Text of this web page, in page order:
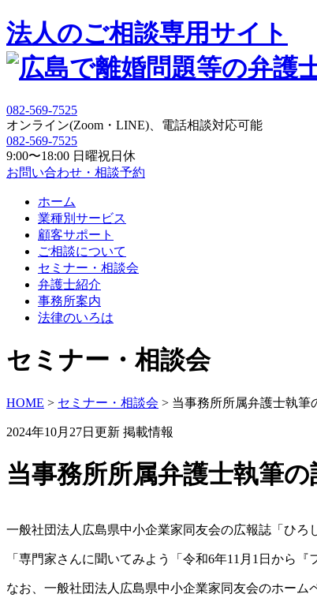
法人のご相談専用サイト
082-569-7525
オンライン(Zoom・LINE)、電話相談対応可能
082-569-7525
9:00〜18:00 日曜祝日休
お問い合わせ・相談予約
ホーム
業種別サービス
顧客サポート
ご相談について
セミナー・相談会
弁護士紹介
事務所案内
法律のいろは
セミナー・相談会
HOME > セミナー・相談会 > 当事務所所属弁護士執筆
2024年10月27日更新 掲載情報
当事務所所属弁護士執筆
一般社団法人広島県中小企業家同友会の広報誌「ひろ
「専門家さんに聞いてみよう「令和6年11月1日から『
なお、一般社団法人広島県中小企業家同友会のホーム